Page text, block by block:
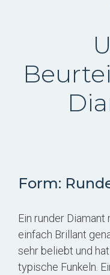
Form:
Ein runder
einfach Brillant
sehr beliebt und
typische Funkeln.